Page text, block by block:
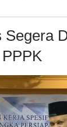
Segera